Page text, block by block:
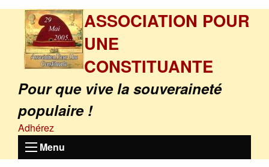
ASSOCIATION POUR
UNE
CONSTITUANTE
Pour que vive la souveraineté
populaire !
Adhérez
Menu